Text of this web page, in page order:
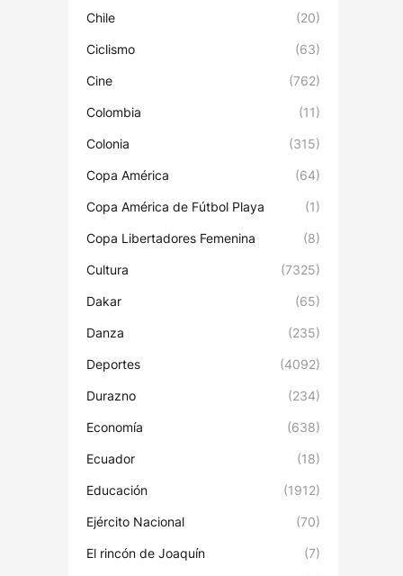
Chile (20)
Ciclismo (63)
Cine (762)
Colombia (11)
Colonia (315)
Copa América (64)
Copa América de Fútbol Playa (1)
Copa Libertadores Femenina (8)
Cultura (7325)
Dakar (65)
Danza (235)
Deportes (4092)
Durazno (234)
Economía (638)
Ecuador (18)
Educación (1912)
Ejército Nacional (70)
El rincón de Joaquín (7)